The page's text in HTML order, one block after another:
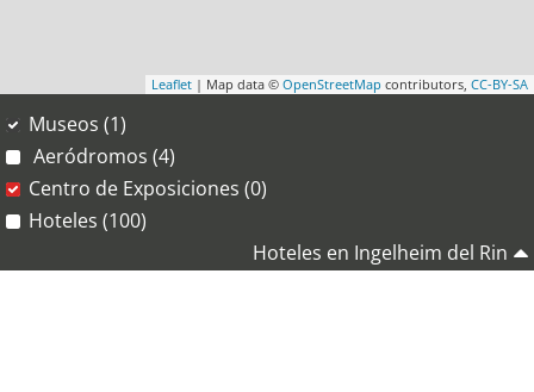
Leaflet | Map data © OpenStreetMap contributors, CC-BY-SA
Museos (1)
Aeródromos (4)
Centro de Exposiciones (0)
Hoteles (100)
Hoteles en Ingelheim del Rin